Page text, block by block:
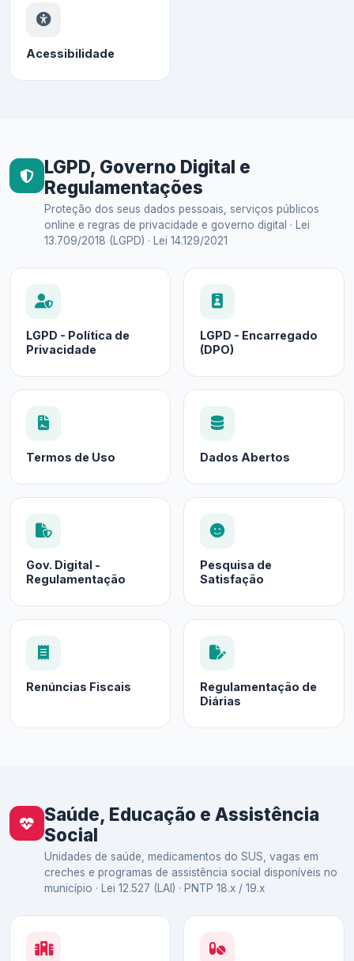
Acessibilidade
LGPD, Governo Digital e
Regulamentações
Proteção dos seus dados pessoais, serviços públicos
online e regras de privacidade e governo digital · Lei
13.709/2018 (LGPD) · Lei 14.129/2021
LGPD - Política de
Privacidade
LGPD - Encarregado
(DPO)
Termos de Uso Dados Abertos
Gov. Digital -
Regulamentação
Pesquisa de
Satisfação
Renúncias Fiscais
Regulamentação de
Diárias
Saúde, Educação e Assistência
Social
Unidades de saúde, medicamentos do SUS, vagas em
creches e programas de assistência social disponíveis no
município · Lei 12.527 (LAI) · PNTP 18.x / 19.x